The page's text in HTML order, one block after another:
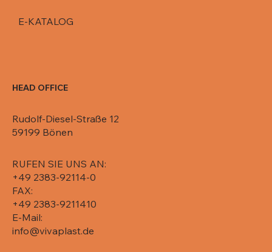
E-KATALOG
HEAD OFFICE
Rudolf-Diesel-Straße 12
59199 Bönen
RUFEN SIE UNS AN:
+49 2383-92114-0
FAX:
+49 2383-9211410
E-Mail:
info@vivaplast.de